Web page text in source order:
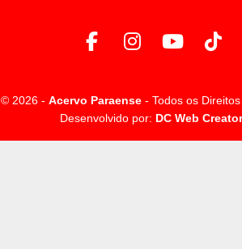
© 2026 - Acervo Paraense - Todos os
Desenvolvido por: DC Web